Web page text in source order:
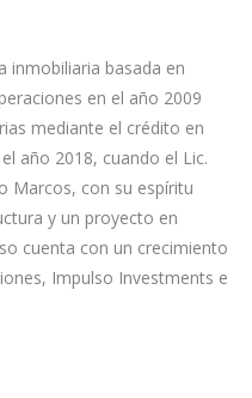
inmobiliaria basada en
en el año 2009
mediante el crédito en
año 2018, cuando el Lic.
Marcos, con su espíritu
y un proyecto en
cuenta con un crecimiento
Impulso Investments e